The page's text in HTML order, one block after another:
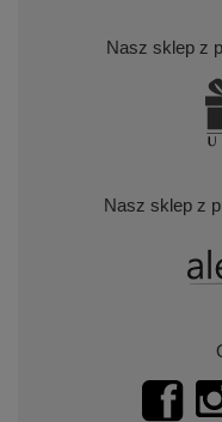
Nasz sklep z
Nasz sklep z